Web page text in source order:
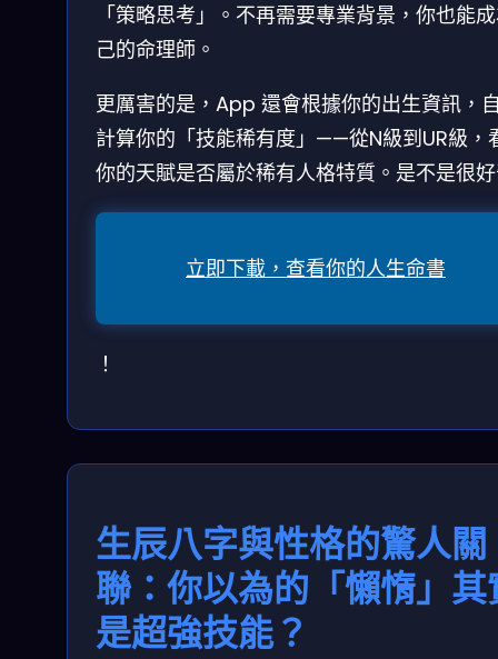
「策略思考」。不再需要專業背景，你也能
己的命理師。
更厲害的是，App 還會根據你的出生資訊，
計算你的「技能稀有度」——從N級到UR級，
你的天賦是否屬於稀有人格特質。是不是很
立即下載，查看你的人生命書
！
生辰八字與性格的驚人關
聯：你以為的「懶惰」其
是超強技能？